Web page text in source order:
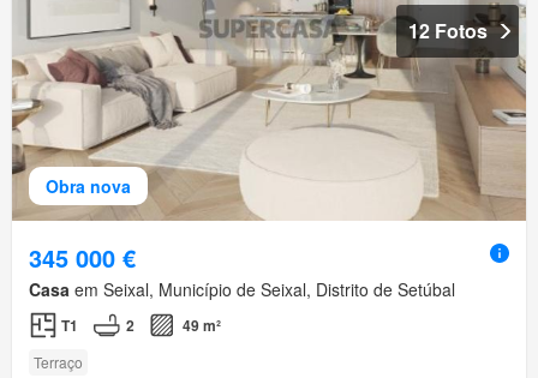
Obra nova
12 Fotos
345 000 €
Casa em Seixal, Município de Seixal, Distrito de Setúbal
T1 2 49 m²
Terraço